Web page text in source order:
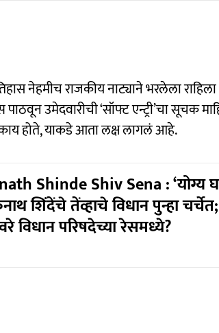
नेहमीच राजकीय नाट्याने भरलेला
उमेदवारीची ‘सॉफ्ट एन्ट्री’चा सूचक
होते, याकडे आता लक्ष लागलं आहे.
Shinde Shiv Sena : ‘योग्य
शिंदेंचे तेंव्हाचे विधान पुन्हा
विधान परिषदेच्या रेसमध्ये?